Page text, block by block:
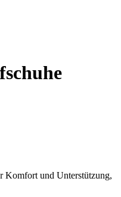
Komfort und Unterstützung,